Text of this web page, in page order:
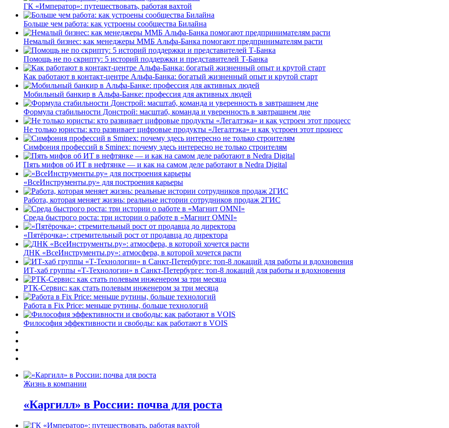
ГК «Император»: путешествовать, работая вахтой
Больше чем работа: как устроены сообщества Билайна
Немалый бизнес: как менеджеры ММБ Альфа-Банка помогают предпринимателям расти
Помощь не по скрипту: 5 историй поддержки и представителей Т-Банка
Как работают в контакт-центре Альфа-Банка: богатый жизненный опыт и крутой старт
Мобильный банкир в Альфа-Банке: профессия для активных людей
Формула стабильности Донстрой: масштаб, команда и уверенность в завтрашнем дне
Не только юристы: кто развивает цифровые продукты «Легалтэка» и как устроен этот процесс
Симфония профессий в Sminex: почему здесь интересно не только строителям
Пять мифов об ИТ в нефтянке — и как на самом деле работают в Nedra Digital
«ВсеИнструменты.ру» для построения карьеры
Работа, которая меняет жизнь: реальные истории сотрудников продаж 2ГИС
Среда быстрого роста: три истории о работе в «Магнит OMNI»
«Пятёрочка»: стремительный рост от продавца до директора
ДНК «ВсеИнструменты.ру»: атмосфера, в которой хочется расти
ИТ-хаб группы «Т-Технологии» в Санкт-Петербурге: топ-8 локаций для работы и вдохновения
РТК-Сервис: как стать полевым инженером за три месяца
Работа в Fix Price: меньше рутины, больше технологий
Философия эффективности и свободы: как работают в VOIS
Жизнь в компании
«Каргилл» в России: почва для роста